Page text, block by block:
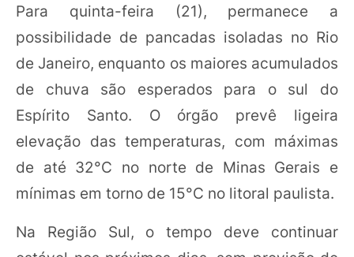
Para quinta-feira (21), permanece a
possibilidade de pancadas isoladas no Rio
de Janeiro, enquanto os maiores acumulados
de chuva são esperados para o sul do
Espírito Santo. O órgão prevê ligeira
elevação das temperaturas, com máximas
de até 32°C no norte de Minas Gerais e
mínimas em torno de 15°C no litoral paulista.
Na Região Sul, o tempo deve continuar